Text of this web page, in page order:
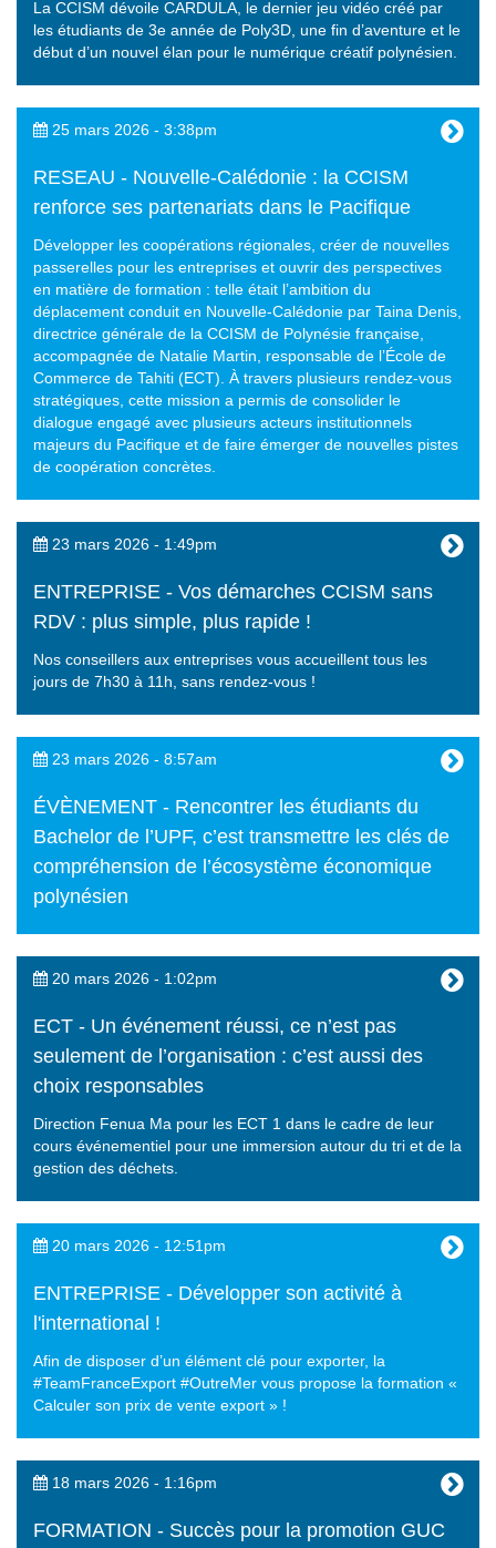
La CCISM dévoile CARDULA, le dernier jeu vidéo créé par
les étudiants de 3e année de Poly3D, une fin d’aventure et le
début d’un nouvel élan pour le numérique créatif polynésien.
25 mars 2026 - 3:38pm
RESEAU - Nouvelle-Calédonie : la CCISM
renforce ses partenariats dans le Pacifique
Développer les coopérations régionales, créer de nouvelles
passerelles pour les entreprises et ouvrir des perspectives
en matière de formation : telle était l’ambition du
déplacement conduit en Nouvelle-Calédonie par Taina Denis,
directrice générale de la CCISM de Polynésie française,
accompagnée de Natalie Martin, responsable de l’École de
Commerce de Tahiti (ECT). À travers plusieurs rendez-vous
stratégiques, cette mission a permis de consolider le
dialogue engagé avec plusieurs acteurs institutionnels
majeurs du Pacifique et de faire émerger de nouvelles pistes
de coopération concrètes.
23 mars 2026 - 1:49pm
ENTREPRISE - Vos démarches CCISM sans
RDV : plus simple, plus rapide !
Nos conseillers aux entreprises vous accueillent tous les
jours de 7h30 à 11h, sans rendez-vous !
23 mars 2026 - 8:57am
ÉVÈNEMENT - Rencontrer les étudiants du
Bachelor de l’UPF, c’est transmettre les clés de
compréhension de l’écosystème économique
polynésien
20 mars 2026 - 1:02pm
ECT - Un événement réussi, ce n’est pas
seulement de l’organisation : c’est aussi des
choix responsables
Direction Fenua Ma pour les ECT 1 dans le cadre de leur
cours événementiel pour une immersion autour du tri et de la
gestion des déchets.
20 mars 2026 - 12:51pm
ENTREPRISE - Développer son activité à
l'international !
Afin de disposer d’un élément clé pour exporter, la
#TeamFranceExport #OutreMer vous propose la formation «
Calculer son prix de vente export » !
18 mars 2026 - 1:16pm
FORMATION - Succès pour la promotion GUC